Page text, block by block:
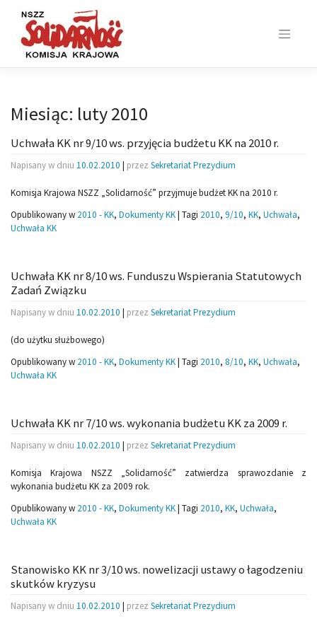
content
Miesiąc: luty 2010
Uchwała KK nr 9/10 ws. przyjęcia budżetu KK na 2010 r.
Napisany w dniu 10.02.2010 | przez Sekretariat Prezydium
Komisja Krajowa NSZZ „Solidarność” przyjmuje budżet KK na 2010 r.
Opublikowany w 2010 - KK, Dokumenty KK| Tagi 2010, 9/10, KK, Uchwała,
Uchwała KK
Uchwała KK nr 8/10 ws. Funduszu Wspierania Statutowych
Zadań Związku
Napisany w dniu 10.02.2010 | przez Sekretariat Prezydium
(do użytku służbowego)
Opublikowany w 2010 - KK, Dokumenty KK| Tagi 2010, 8/10, KK, Uchwała,
Uchwała KK
Uchwała KK nr 7/10 ws. wykonania budżetu KK za 2009 r.
Napisany w dniu 10.02.2010 | przez Sekretariat Prezydium
Komisja Krajowa NSZZ „Solidarność” zatwierdza sprawozdanie z
wykonania budżetu KK za 2009 rok.
Opublikowany w 2010 - KK, Dokumenty KK| Tagi 2010, KK, Uchwała,
Uchwała KK
Stanowisko KK nr 3/10 ws. nowelizacji ustawy o łagodzeniu
skutków kryzysu
Napisany w dniu 10.02.2010 | przez Sekretariat Prezydium